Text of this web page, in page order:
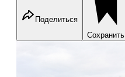
Поделиться
Сохранить